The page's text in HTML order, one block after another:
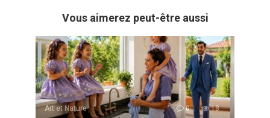
Vous aimerez peut-être aussi
Art et Nature 0 18